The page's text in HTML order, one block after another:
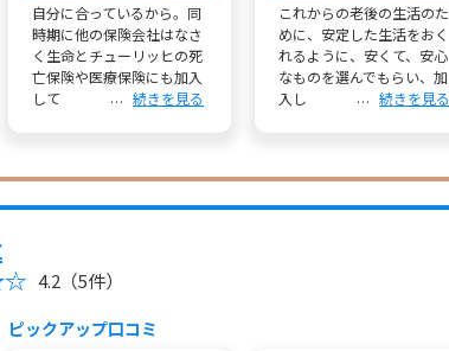
自分に合っているから。同
時期に他の保険会社はなさ
く生命とチューリッヒの死
亡保険や医療保険にも加入
して
続きを見る
これからの老後の生活のた
めに、安定した生活をおく
れるように、安くて、安心
なものを選んでもらい、加
入し
続きを見る
4.2 （5件）
ピックアップ口コミ